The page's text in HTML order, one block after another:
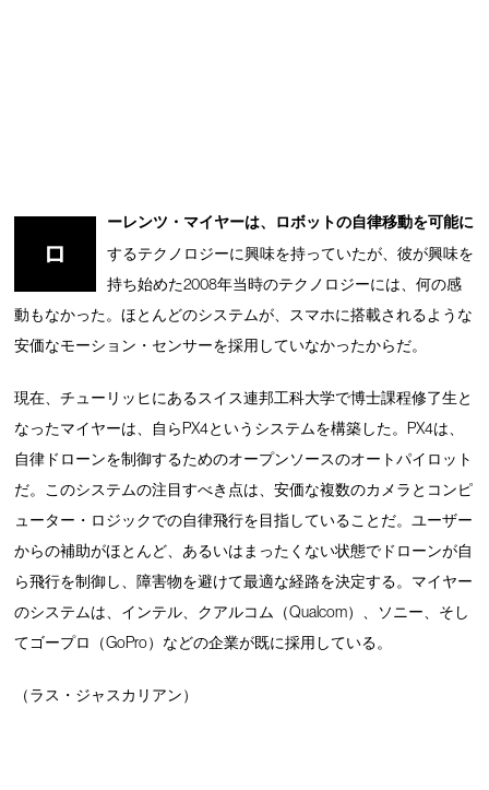
ロ
ーレンツ・マイヤーは、ロボットの自律移動を可能に
するテクノロジーに興味を持っていたが、彼が興味を
持ち始めた2008年当時のテクノロジーには、何の感
動もなかった。ほとんどのシステムが、スマホに搭載されるような
安価なモーション・センサーを採用していなかったからだ。
現在、チューリッヒにあるスイス連邦工科大学で博士課程修了生と
なったマイヤーは、自らPX4というシステムを構築した。PX4は、
自律ドローンを制御するためのオープンソースのオートパイロット
だ。このシステムの注目すべき点は、安価な複数のカメラとコンピ
ューター・ロジックでの自律飛行を目指していることだ。ユーザー
からの補助がほとんど、あるいはまったくない状態でドローンが自
ら飛行を制御し、障害物を避けて最適な経路を決定する。マイヤー
のシステムは、インテル、クアルコム（Qualcom）、ソニー、そし
てゴープロ（GoPro）などの企業が既に採用している。
（ラス・ジャスカリアン）